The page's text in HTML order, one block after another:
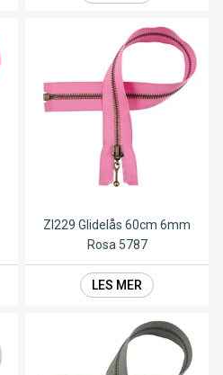
ZI229 Glidelås 60cm 6mm
Rosa 5787
LES MER